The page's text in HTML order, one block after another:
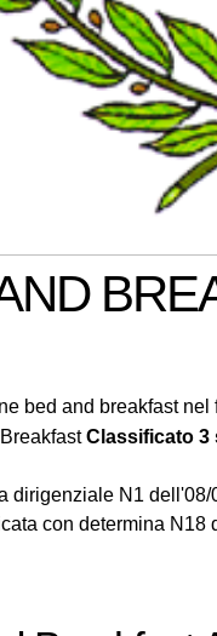
bed and breakfast
Classificato 3
dirigenziale N1 dell'08/
con determina N18